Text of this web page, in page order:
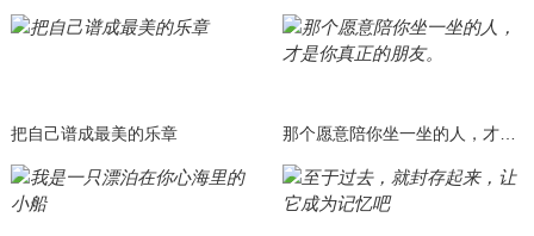
把自己谱成最美的乐章 那个愿意陪你坐一坐的人，才是你真正的朋友。